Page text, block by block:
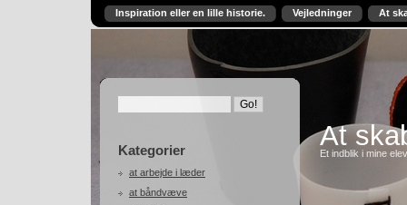
Inspiration eller en lille historie. Vejledninger At
Kategorier
at arbejde i læder
at båndvæve
At
Et indblik i mine